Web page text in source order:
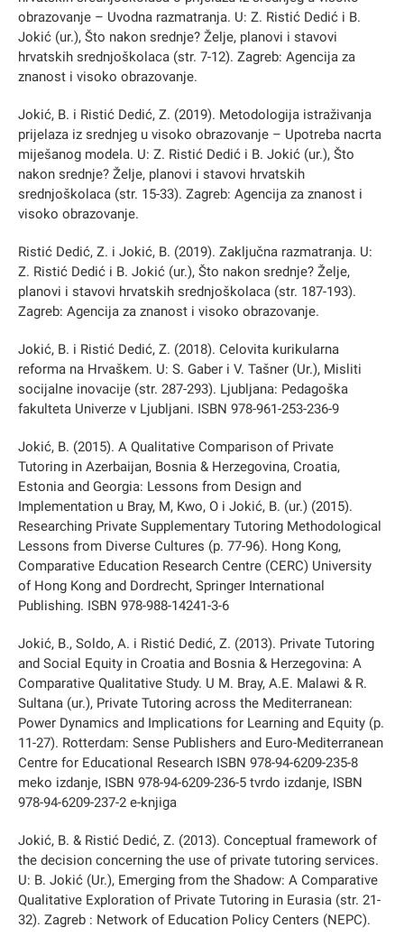
obrazovanje – Uvodna razmatranja. U: Z. Ristić Dedić i B.
Jokić (ur.), Što nakon srednje? Želje, planovi i stavovi
hrvatskih srednjoškolaca (str. 7-12). Zagreb: Agencija za
znanost i visoko obrazovanje.
Jokić, B. i Ristić Dedić, Z. (2019). Metodologija istraživanja
prijelaza iz srednjeg u visoko obrazovanje – Upotreba nacrta
miješanog modela. U: Z. Ristić Dedić i B. Jokić (ur.), Što
nakon srednje? Želje, planovi i stavovi hrvatskih
srednjoškolaca (str. 15-33). Zagreb: Agencija za znanost i
visoko obrazovanje.
Ristić Dedić, Z. i Jokić, B. (2019). Zaključna razmatranja. U:
Z. Ristić Dedić i B. Jokić (ur.), Što nakon srednje? Želje,
planovi i stavovi hrvatskih srednjoškolaca (str. 187-193).
Zagreb: Agencija za znanost i visoko obrazovanje.
Jokić, B. i Ristić Dedić, Z. (2018). Celovita kurikularna
reforma na Hrvaškem. U: S. Gaber i V. Tašner (Ur.), Misliti
socijalne inovacije (str. 287-293). Ljubljana: Pedagoška
fakulteta Univerze v Ljubljani. ISBN 978-961-253-236-9
Jokić, B. (2015). A Qualitative Comparison of Private
Tutoring in Azerbaijan, Bosnia & Herzegovina, Croatia,
Estonia and Georgia: Lessons from Design and
Implementation u Bray, M, Kwo, O i Jokić, B. (ur.) (2015).
Researching Private Supplementary Tutoring Methodological
Lessons from Diverse Cultures (p. 77-96). Hong Kong,
Comparative Education Research Centre (CERC) University
of Hong Kong and Dordrecht, Springer International
Publishing. ISBN 978-988-14241-3-6
Jokić, B., Soldo, A. i Ristić Dedić, Z. (2013). Private Tutoring
and Social Equity in Croatia and Bosnia & Herzegovina: A
Comparative Qualitative Study. U M. Bray, A.E. Malawi & R.
Sultana (ur.), Private Tutoring across the Mediterranean:
Power Dynamics and Implications for Learning and Equity (p.
11-27). Rotterdam: Sense Publishers and Euro-Mediterranean
Centre for Educational Research ISBN 978-94-6209-235-8
meko izdanje, ISBN 978-94-6209-236-5 tvrdo izdanje, ISBN
978-94-6209-237-2 e-knjiga
Jokić, B. & Ristić Dedić, Z. (2013). Conceptual framework of
the decision concerning the use of private tutoring services.
U: B. Jokić (Ur.), Emerging from the Shadow: A Comparative
Qualitative Exploration of Private Tutoring in Eurasia (str. 21-
32). Zagreb : Network of Education Policy Centers (NEPC).